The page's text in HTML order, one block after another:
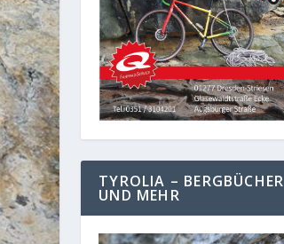
TYROLIA – BERGBÜCHER
UND MEHR